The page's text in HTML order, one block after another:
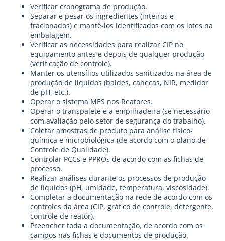
Verificar cronograma de produção.
Separar e pesar os ingredientes (inteiros e
fracionados) e mantê-los identificados com os lotes na
embalagem.
Verificar as necessidades para realizar CIP no
equipamento antes e depois de qualquer produção
(verificação de controle).
Manter os utensílios utilizados sanitizados na área de
produção de líquidos (baldes, canecas, NIR, medidor
de pH, etc.).
Operar o sistema MES nos Reatores.
Operar o transpalete e a empilhadeira (se necessário
com avaliação pelo setor de segurança do trabalho).
Coletar amostras de produto para análise físico-
química e microbiológica (de acordo com o plano de
Controle de Qualidade).
Controlar PCCs e PPROs de acordo com as fichas de
processo.
Realizar análises durante os processos de produção
de líquidos (pH, umidade, temperatura, viscosidade).
Completar a documentação na rede de acordo com os
controles da área (CIP, gráfico de controle, detergente,
controle de reator).
Preencher toda a documentação, de acordo com os
campos nas fichas e documentos de produção.